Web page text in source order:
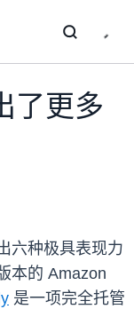
了更多
六种极具表现力
本的 Amazon
是一项完全托管